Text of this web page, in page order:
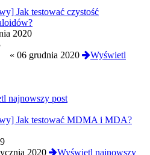
Jak testować czystość
2020
« 06 grudnia 2020
Wyświetl
najnowszy post
Jak testować MDMA i MDA?
2020
Wyświetl najnowszy